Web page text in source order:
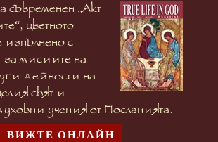
съвременен „Акт
цветното
с
мисиите на
дейности на
свят и
учения от Посланията.
ВИЖТЕ ОНЛАЙН